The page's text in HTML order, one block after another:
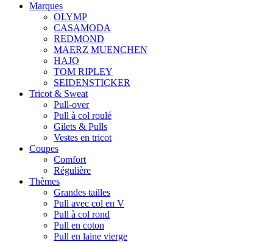
Marques
OLYMP
CASAMODA
REDMOND
MAERZ MUENCHEN
HAJO
TOM RIPLEY
SEIDENSTICKER
Tricot & Sweat
Pull-over
Pull à col roulé
Gilets & Pulls
Vestes en tricot
Coupes
Comfort
Régulière
Thèmes
Grandes tailles
Pull avec col en V
Pull à col rond
Pull en coton
Pull en laine vierge